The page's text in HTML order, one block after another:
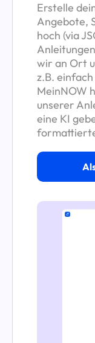
Erstelle
Angebote,
hoch (via
wir an Ort
z.B.
MeinNOW
unserer
eine KI